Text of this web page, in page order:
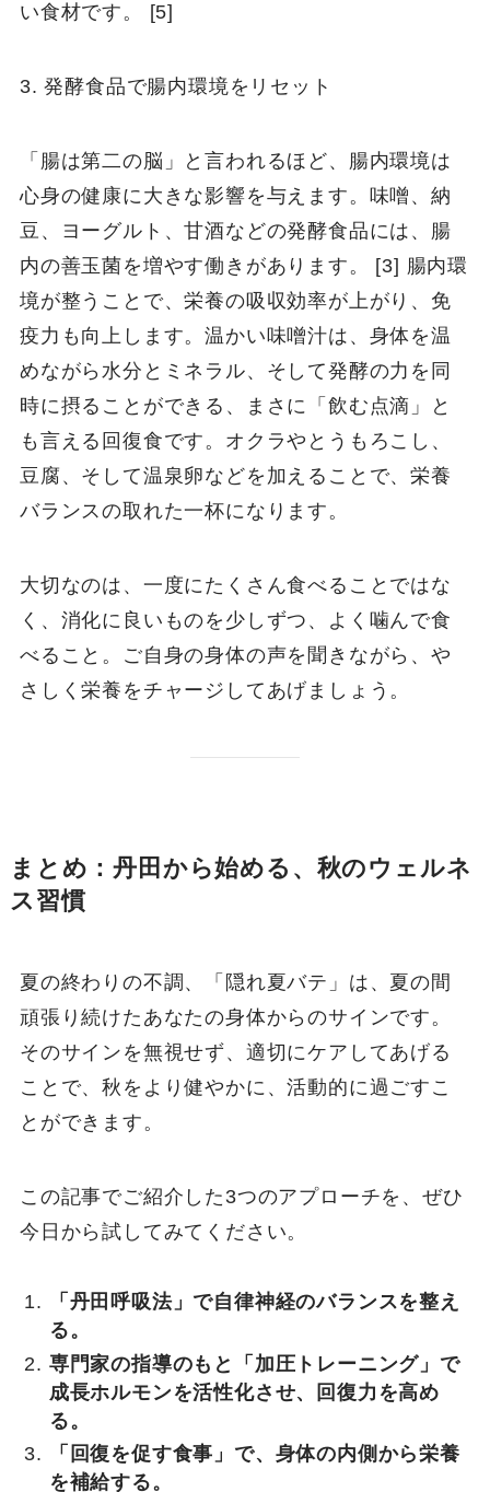
い食材です。 [5]
3. 発酵食品で腸内環境をリセット
「腸は第二の脳」と言われるほど、腸内環境は
心身の健康に大きな影響を与えます。味噌、納
豆、ヨーグルト、甘酒などの発酵食品には、腸
内の善玉菌を増やす働きがあります。 [3] 腸内環
境が整うことで、栄養の吸収効率が上がり、免
疫力も向上します。温かい味噌汁は、身体を温
めながら水分とミネラル、そして発酵の力を同
時に摂ることができる、まさに「飲む点滴」と
も言える回復食です。オクラやとうもろこし、
豆腐、そして温泉卵などを加えることで、栄養
バランスの取れた一杯になります。
大切なのは、一度にたくさん食べることではな
く、消化に良いものを少しずつ、よく噛んで食
べること。ご自身の身体の声を聞きながら、や
さしく栄養をチャージしてあげましょう。
まとめ：丹田から始める、秋のウェルネ
ス習慣
夏の終わりの不調、「隠れ夏バテ」は、夏の間
頑張り続けたあなたの身体からのサインです。
そのサインを無視せず、適切にケアしてあげる
ことで、秋をより健やかに、活動的に過ごすこ
とができます。
この記事でご紹介した3つのアプローチを、ぜひ
今日から試してみてください。
「丹田呼吸法」で自律神経のバランスを整え
る。
専門家の指導のもと「加圧トレーニング」で
成長ホルモンを活性化させ、回復力を高め
る。
「回復を促す食事」で、身体の内側から栄養
を補給する。